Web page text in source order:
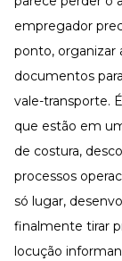
Materiais
Lives
Newsletters
empregador
ponto, organizar
documentos
vale-transporte.
que estão em
de costura,
processos
só lugar,
finalmente tirar
locução